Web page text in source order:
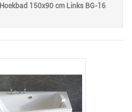
Hoekbad 150x90 cm Links BG-16